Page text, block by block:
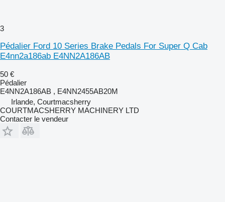
3
Pédalier Ford 10 Series Brake Pedals For Super Q Cab
E4nn2a186ab E4NN2A186AB
50 €
Pédalier
E4NN2A186AB , E4NN2455AB20M
Irlande, Courtmacsherry
COURTMACSHERRY MACHINERY LTD
Contacter le vendeur